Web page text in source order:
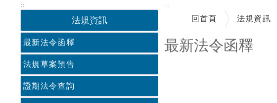
:::
法規資訊
最新法令函釋
法規草案預告
證期法令查詢
:::
回首頁 法規資訊
最新法令函釋